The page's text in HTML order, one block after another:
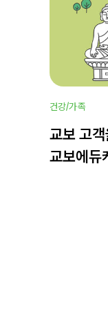
건강/가족
교보 고
교보에듀